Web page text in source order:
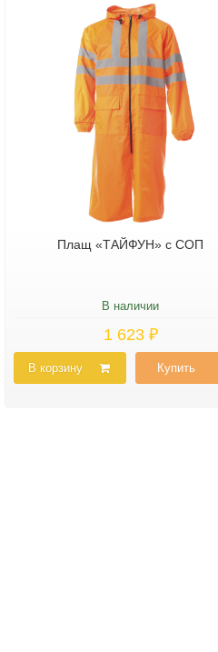
Плащ «ТАЙФУН» с СОП
В наличии
1 623 ₽
В корзину Купить